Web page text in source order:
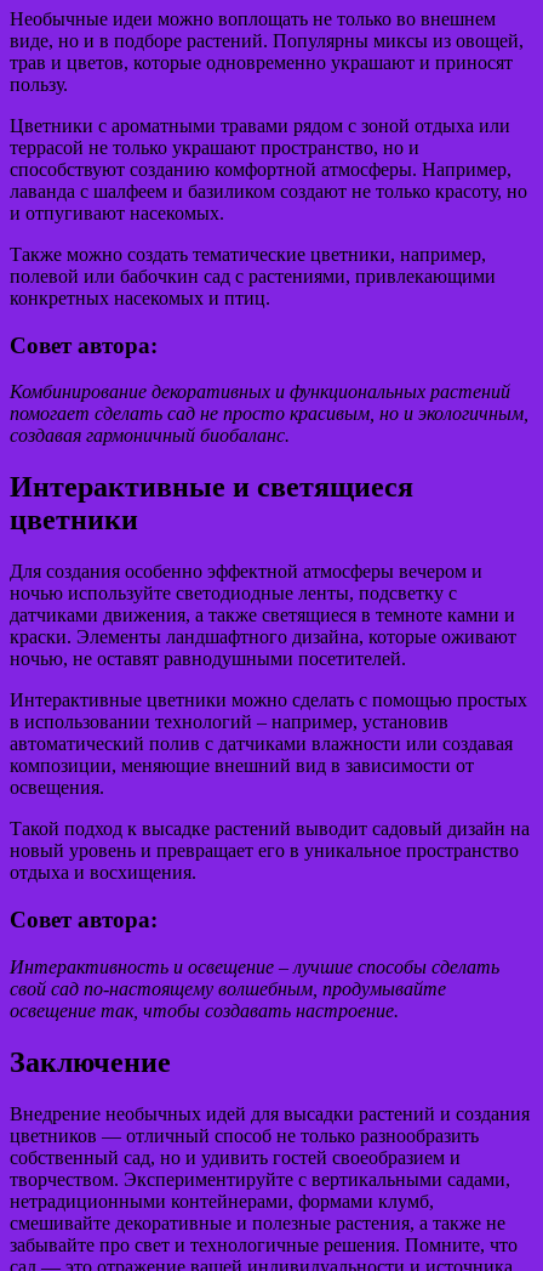
Необычные идеи можно воплощать не только во внешнем
виде, но и в подборе растений. Популярны миксы из овощей,
трав и цветов, которые одновременно украшают и приносят
пользу.
Цветники с ароматными травами рядом с зоной отдыха или
террасой не только украшают пространство, но и
способствуют созданию комфортной атмосферы. Например,
лаванда с шалфеем и базиликом создают не только красоту, но
и отпугивают насекомых.
Также можно создать тематические цветники, например,
полевой или бабочкин сад с растениями, привлекающими
конкретных насекомых и птиц.
Совет автора:
Комбинирование декоративных и функциональных растений
помогает сделать сад не просто красивым, но и экологичным,
создавая гармоничный биобаланс.
Интерактивные и светящиеся
цветники
Для создания особенно эффектной атмосферы вечером и
ночью используйте светодиодные ленты, подсветку с
датчиками движения, а также светящиеся в темноте камни и
краски. Элементы ландшафтного дизайна, которые оживают
ночью, не оставят равнодушными посетителей.
Интерактивные цветники можно сделать с помощью простых
в использовании технологий – например, установив
автоматический полив с датчиками влажности или создавая
композиции, меняющие внешний вид в зависимости от
освещения.
Такой подход к высадке растений выводит садовый дизайн на
новый уровень и превращает его в уникальное пространство
отдыха и восхищения.
Совет автора:
Интерактивность и освещение – лучшие способы сделать
свой сад по-настоящему волшебным, продумывайте
освещение так, чтобы создавать настроение.
Заключение
Внедрение необычных идей для высадки растений и создания
цветников — отличный способ не только разнообразить
собственный сад, но и удивить гостей своеобразием и
творчеством. Экспериментируйте с вертикальными садами,
нетрадиционными контейнерами, формами клумб,
смешивайте декоративные и полезные растения, а также не
забывайте про свет и технологичные решения. Помните, что
сад — это отражение вашей индивидуальности и источника